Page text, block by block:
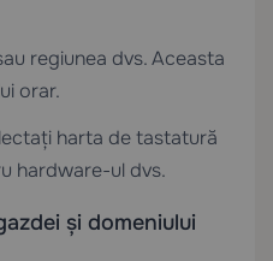
regiunea dvs. Aceasta
orar.
harta de tastatură
hardware-ul dvs.
și domeniului